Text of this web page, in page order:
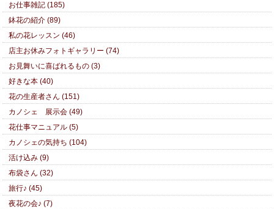
お仕事雑記 (185)
鉢花の紹介 (89)
私の花レッスン (46)
店主お休みフォトギャラリー (74)
お見舞いに喜ばれるもの (3)
好きな本 (40)
花の生産者さん (151)
カノシェ 展示会 (49)
花仕事マニュアル (5)
カノシェの気持ち (104)
活け込み (9)
布袋さん (32)
旅行♪ (45)
夜花の会♪ (7)